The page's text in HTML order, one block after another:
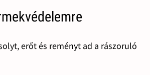
erőt és reményt ad a rászoruló